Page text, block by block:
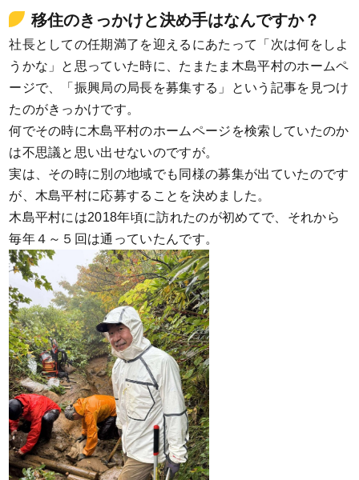
移住のきっかけと決め手はなんですか？
社長としての任期満了を迎えるにあたって「次は何をしよ
うかな」と思っていた時に、たまたま木島平村のホームペ
ージで、「振興局の局長を募集する」という記事を見つけ
たのがきっかけです。
何でその時に木島平村のホームページを検索していたのか
は不思議と思い出せないのですが。
実は、その時に別の地域でも同様の募集が出ていたのです
が、木島平村に応募することを決めました。
木島平村には2018年頃に訪れたのが初めてで、それから
毎年４～５回は通っていたんです。